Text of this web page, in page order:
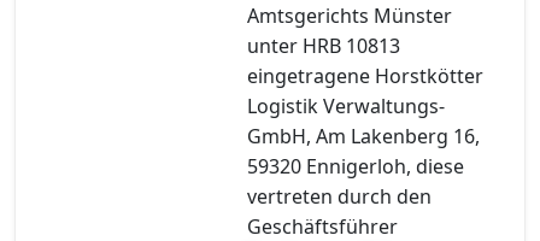
Amtsgerichts Münster
unter HRB 10813
eingetragene Horstkötter
Logistik Verwaltungs-
GmbH, Am Lakenberg 16,
59320 Ennigerloh, diese
vertreten durch den
Geschäftsführer